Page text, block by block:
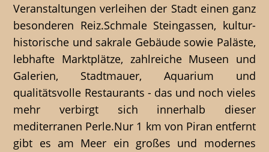
Veranstaltungen verleihen der Stadt einen ganz
besonderen Reiz.Schmale Steingassen, kultur-
historische und sakrale Gebäude sowie Paläste,
lebhafte Marktplätze, zahlreiche Museen und
Galerien, Stadtmauer, Aquarium und
qualitätsvolle Restaurants - das und noch vieles
mehr verbirgt sich innerhalb dieser
mediterranen Perle.Nur 1 km von Piran entfernt
gibt es am Meer ein großes und modernes